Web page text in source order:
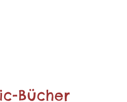
Bücher